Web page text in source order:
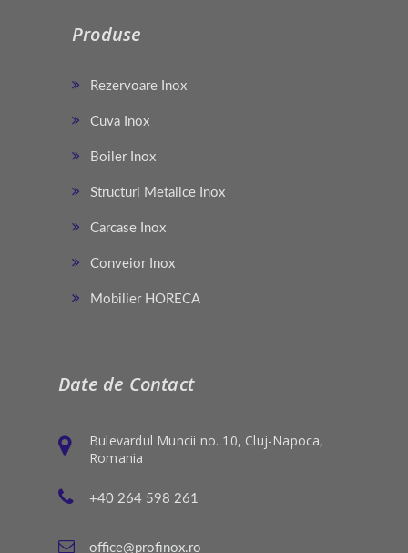
Produse
Rezervoare Inox
Cuva Inox
Boiler Inox
Structuri Metalice Inox
Carcase Inox
Conveior Inox
Mobilier HORECA
Date de Contact
Bulevardul Muncii no. 10, Cluj-Napoca,
Romania
+40 264 598 261
office@profinox.ro